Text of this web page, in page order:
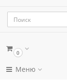
0
Меню